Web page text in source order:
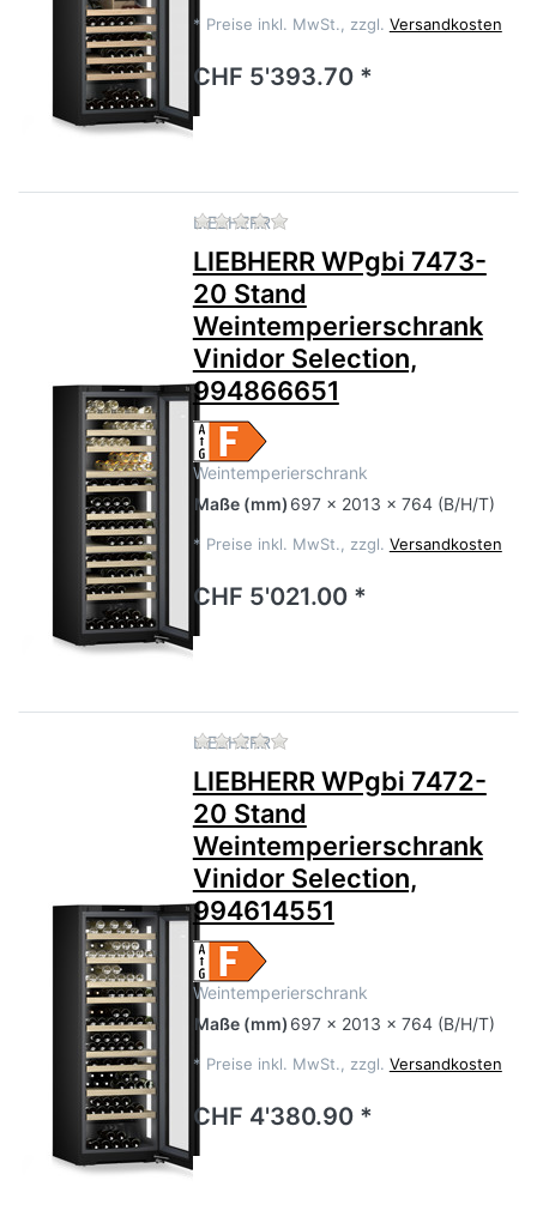
* Preise inkl. MwSt., zzgl. Versandkosten
CHF 5'393.70 *
LIEBHERR Zu diesem Produkt liegen
LIEBHERR WPgbi 7473-
20 Stand
Weintemperierschrank
Vinidor Selection,
994866651
Weintemperierschrank
Maße (mm) 697 x 2013 x 764 (B/H/T)
* Preise inkl. MwSt., zzgl. Versandkosten
CHF 5'021.00 *
LIEBHERR Zu diesem Produkt liegen
LIEBHERR WPgbi 7472-
20 Stand
Weintemperierschrank
Vinidor Selection,
994614551
Weintemperierschrank
Maße (mm) 697 x 2013 x 764 (B/H/T)
* Preise inkl. MwSt., zzgl. Versandkosten
CHF 4'380.90 *